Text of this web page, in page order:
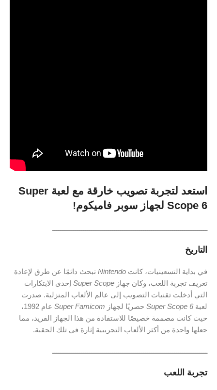
استعد لتجربة تصويب خارقة مع لعبة Super
Scope 6 لجهاز سوبر فاميكوم!
ــــــــــــــــــــــــــــــــــــــــــــــــــــــــــــــــــــــــــــــــ
التاريخ
في بداية التسعينيات، كانت Nintendo تبحث دائمًا عن طرق لإعادة
تعريف تجربة اللعب، وكان جهاز Super Scope إحدى الابتكارات
التي أدخلت تقنيات التصويب إلى عالم الألعاب المنزلية. صدرت
لعبة Super Scope 6 حصريًا لجهاز Super Famicom
عام 1992،
حيث كانت مصممة خصيصًا للاستفادة من هذا الجهاز الفريد، مما
جعلها واحدة من أكثر الألعاب التجريبية إثارة في تلك الحقبة.
ــــــــــــــــــــــــــــــــــــــــــــــــــــــــــــــــــــــــــــــــ
تجربة اللعب